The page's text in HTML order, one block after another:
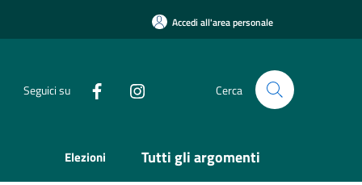
Accedi all'area personale
Seguici su Cerca
Elezioni Tutti gli argomenti